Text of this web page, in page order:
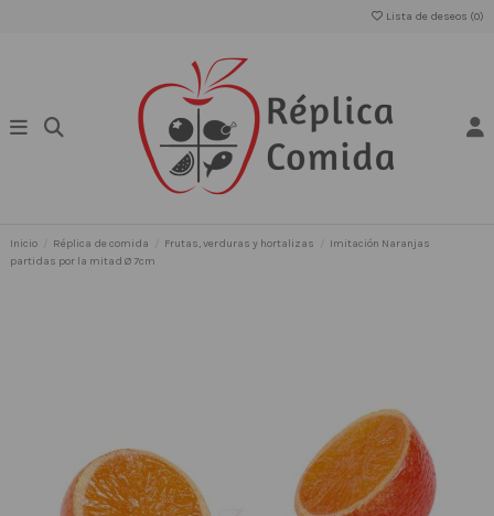
Lista de deseos (0)
Inicio Réplica de comida Frutas, verduras y hortalizas
Imitación Naranjas
partidas por la mitad Ø 7cm